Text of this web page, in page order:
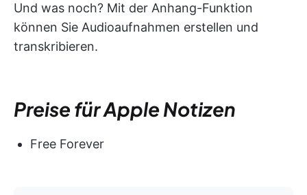
Und was noch? Mit der Anhang-Funktion
können Sie Audioaufnahmen erstellen und
transkribieren.
Preise für Apple Notizen
Free Forever